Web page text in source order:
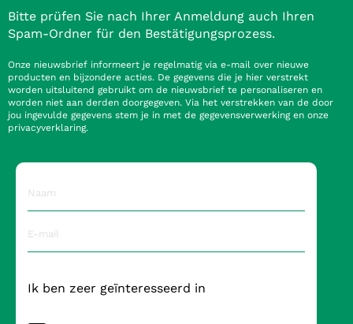
Bitte prüfen Sie nach Ihrer Anmeldung auch Ihren
Spam-Ordner für den Bestätigungsprozess.
Onze nieuwsbrief informeert je regelmatig via e-mail over nieuwe
producten en bijzondere acties. De gegevens die je hier verstrekt
worden uitsluitend gebruikt om de nieuwsbrief te personaliseren en
worden niet aan derden doorgegeven. Via het verstrekken van de door
jou ingevulde gegevens stem je in met de gegevensverwerking en onze
privacyverklaring.
Ik ben zeer geïnteresseerd in